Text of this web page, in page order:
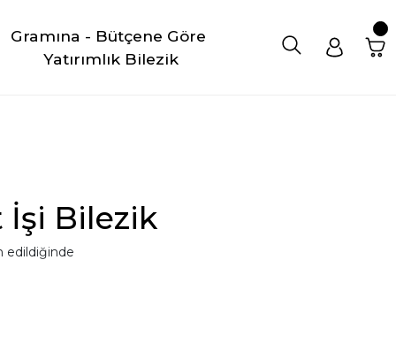
Gramına - Bütçene Göre
Yatırımlık Bilezik
İşi Bilezik
edildiğinde